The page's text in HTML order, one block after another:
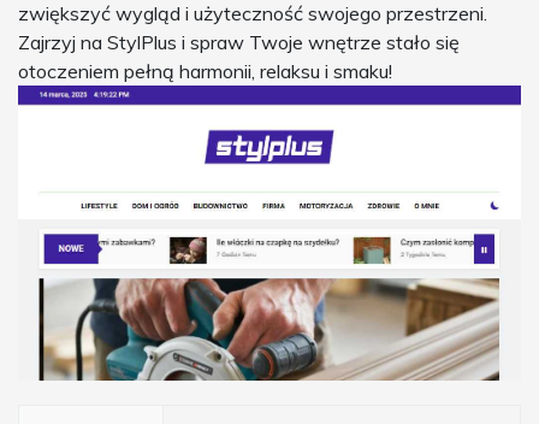
zwiększyć wygląd i użyteczność swojego przestrzeni.
Zajrzyj na StylPlus i spraw Twoje wnętrze stało się
otoczeniem pełną harmonii, relaksu i smaku!